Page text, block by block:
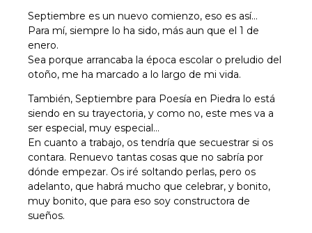
Septiembre es un nuevo comienzo, eso es así…
Para mí, siempre lo ha sido, más aun que el 1 de
enero.
Sea porque arrancaba la época escolar o preludio del
otoño, me ha marcado a lo largo de mi vida.
También, Septiembre para Poesía en Piedra lo está
siendo en su trayectoria, y como no, este mes va a
ser especial, muy especial…
En cuanto a trabajo, os tendría que secuestrar si os
contara. Renuevo tantas cosas que no sabría por
dónde empezar. Os iré soltando perlas, pero os
adelanto, que habrá mucho que celebrar, y bonito,
muy bonito, que para eso soy constructora de
sueños.